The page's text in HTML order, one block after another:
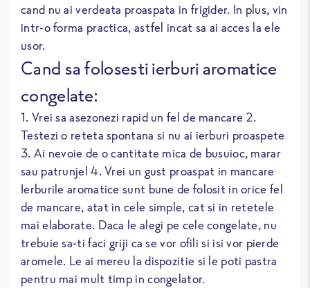
cand nu ai verdeata proaspata in frigider. In plus, vin
intr-o forma practica, astfel incat sa ai acces la ele
usor.
Cand sa folosesti ierburi aromatice
congelate:
1. Vrei sa asezonezi rapid un fel de mancare 2.
Testezi o reteta spontana si nu ai ierburi proaspete
3. Ai nevoie de o cantitate mica de busuioc, marar
sau patrunjel 4. Vrei un gust proaspat in mancare
Ierburile aromatice sunt bune de folosit in orice fel
de mancare, atat in cele simple, cat si in retetele
mai elaborate. Daca le alegi pe cele congelate, nu
trebuie sa-ti faci griji ca se vor ofili si isi vor pierde
aromele. Le ai mereu la dispozitie si le poti pastra
pentru mai mult timp in congelator.